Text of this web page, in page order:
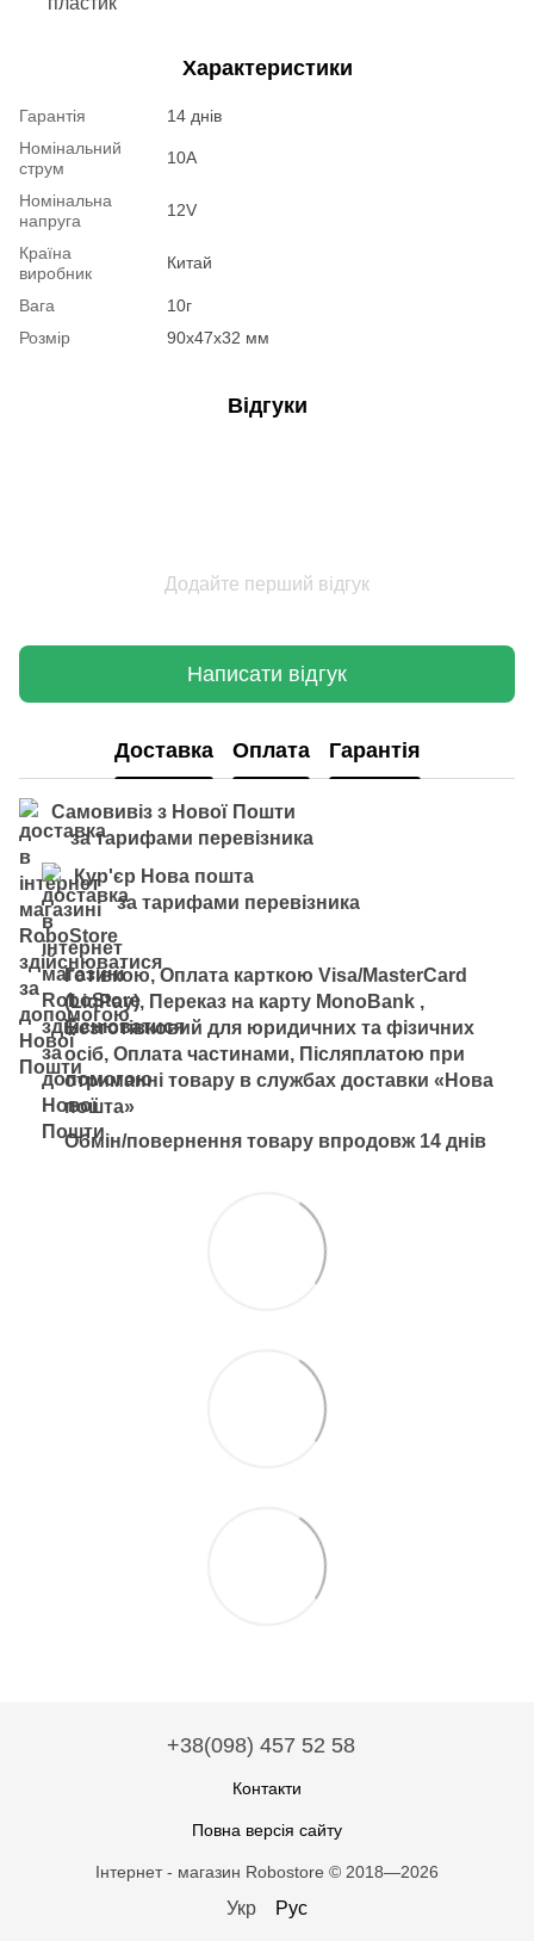
Характеристики
Гарантія
14 днів
Номінальний
струм
10A
Номінальна
напруга
12V
Країна
виробник
Китай
Вага
10г
Розмір
90x47x32 мм
Відгуки
Додайте перший відгук
Написати відгук
Доставка Оплата Гарантія
Самовивіз з Нової Пошти
за тарифами перевізника
Кур'єр Нова пошта
за тарифами перевізника
Готівкою, Оплата карткою Visa/MasterCard
(LiqPay), Переказ на карту MonoBank ,
Безготівковий для юридичних та фізичних
осіб, Оплата частинами, Післяплатою при
отриманні товару в службах доставки «Нова
пошта»
Обмін/повернення товару впродовж 14 днів
+38(098) 457 52 58
Контакти
Повна версія сайту
Інтернет - магазин Robostore © 2018—2026
Укр Рус